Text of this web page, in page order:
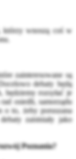
którzy wnoszą coś w
zainteresowane są
debaty będą
będziemy rozsyłać je
osiedli, samorządu
o to, żeby poruszana
zaistniały jako
Poznania?